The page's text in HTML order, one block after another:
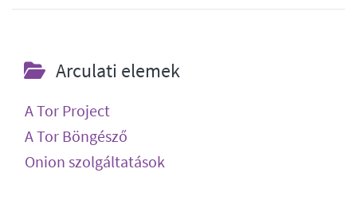
Arculati elemek
A Tor Project
A Tor Böngésző
Onion szolgáltatások